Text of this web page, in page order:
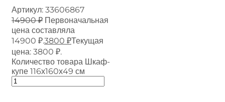
Артикул: 33606867
14900₽ Первоначальная
цена составляла
14900 ₽.3800 ₽Текущая
цена: 3800 ₽.
Количество товара Шкаф-
купе 116х160х49 см